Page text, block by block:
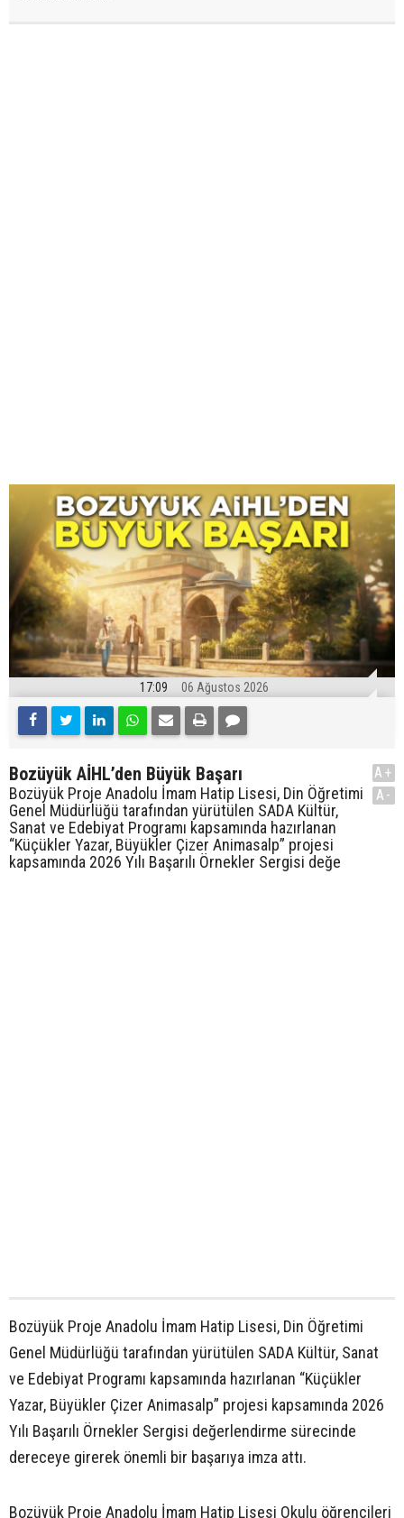
17:09 06 Ağustos 2026
Bozüyük AİHL’den Büyük Başarı
Bozüyük Proje Anadolu İmam Hatip Lisesi, Din Öğretimi
Genel Müdürlüğü tarafından yürütülen SADA Kültür,
Sanat ve Edebiyat Programı kapsamında hazırlanan
“Küçükler Yazar, Büyükler Çizer Animasalp” projesi
kapsamında 2026 Yılı Başarılı Örnekler Sergisi değe
A+
A-
Bozüyük Proje Anadolu İmam Hatip Lisesi, Din Öğretimi
Genel Müdürlüğü tarafından yürütülen SADA Kültür, Sanat
ve Edebiyat Programı kapsamında hazırlanan “Küçükler
Yazar, Büyükler Çizer Animasalp” projesi kapsamında 2026
Yılı Başarılı Örnekler Sergisi değerlendirme sürecinde
dereceye girerek önemli bir başarıya imza attı.
Bozüyük Proje Anadolu İmam Hatip Lisesi Okulu öğrencileri